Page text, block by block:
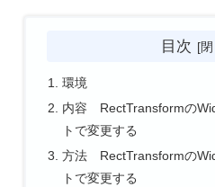
目次
環境
内容 RectTransformの
トで変更する
方法 RectTransformの
トで変更する